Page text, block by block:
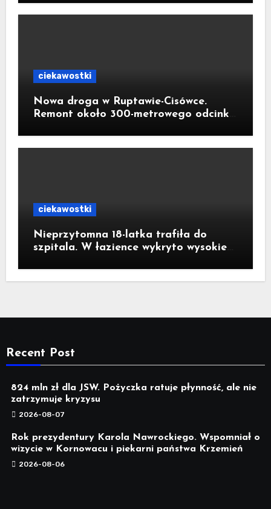
Krzemień
ciekawostki
Nowa droga w Ruptawie-Cisówce.
Remont około 300-metrowego odcinka
złotych
ciekawostki
Nieprzytomna 18-latka trafiła do
szpitala. W łazience wykryto wysokie
Recent Post
824 mln zł dla JSW. Pożyczka ratuje płynność, ale nie
zatrzymuje kryzysu
2026-08-07
Rok prezydentury Karola Nawrockiego. Wspomniał o
wizycie w Kornowacu i piekarni państwa Krzemień
2026-08-06